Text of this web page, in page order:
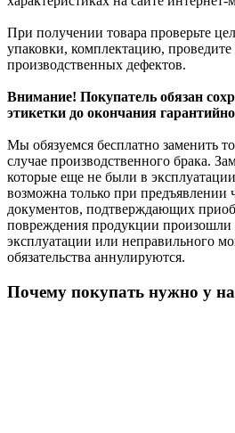
При получении товара проверьте
упаковки, комплектацию,
производственных дефектов.
Внимание! Покупатель обязан
этикетки до окончания
Мы обязуемся бесплатно заменить
случае производственного брака.
которые еще не были в
возможна только при предъявлении
документов, подтверждающих
повреждения продукции произошли
эксплуатации или неправильного
обязательства аннулируются.
Почему покупать нужно у